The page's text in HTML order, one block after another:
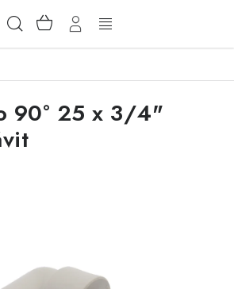
Hľadať NÁKUPNÝ
KOŠÍK
90° 25 x 3/4"